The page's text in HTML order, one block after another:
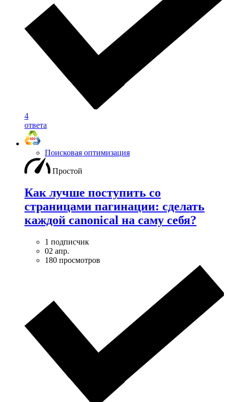
4
ответа
Поисковая оптимизация
Простой
Как лучше поступить со
страницами пагинации: сделать
каждой canonical на саму себя?
1 подписчик
02 апр.
180 просмотров